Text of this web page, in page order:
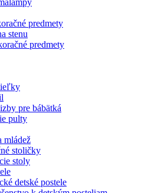
predmety
stenu
predmety
pre bábätká
pulty
mládež
stoličky
stoly
detské postele